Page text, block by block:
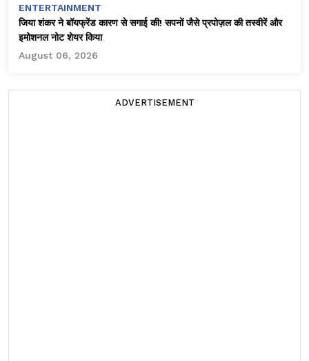
ENTERTAINMENT
जिया शंकर ने बॉयफ्रेंड कारण से सगाई की! सपनों जैसे प्रपोज़ल की तस्वीरें और
इमोशनल नोट शेयर किया
August 06, 2026
ADVERTISEMENT